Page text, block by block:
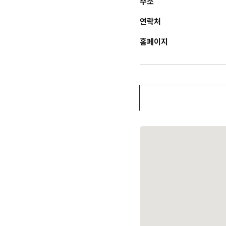
연락처
홈페이지